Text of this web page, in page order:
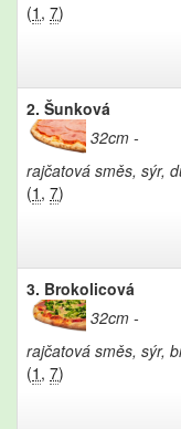
(1 , 7)
2. Šunková
32cm
rajčatová směs, sýr,
(1 , 7)
3. Brokolicová
32cm
rajčatová směs, sýr,
(1 , 7)